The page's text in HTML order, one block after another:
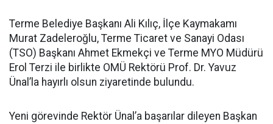
Terme Belediye Başkanı Ali Kılıç, İlçe Kaymakamı
Murat Zadeleroğlu, Terme Ticaret ve Sanayi Odası
(TSO) Başkanı Ahmet Ekmekçi ve Terme MYO Müdürü
Erol Terzi ile birlikte OMÜ Rektörü Prof. Dr. Yavuz
Ünal’la hayırlı olsun ziyaretinde bulundu.
Yeni görevinde Rektör Ünal’a başarılar dileyen Başkan